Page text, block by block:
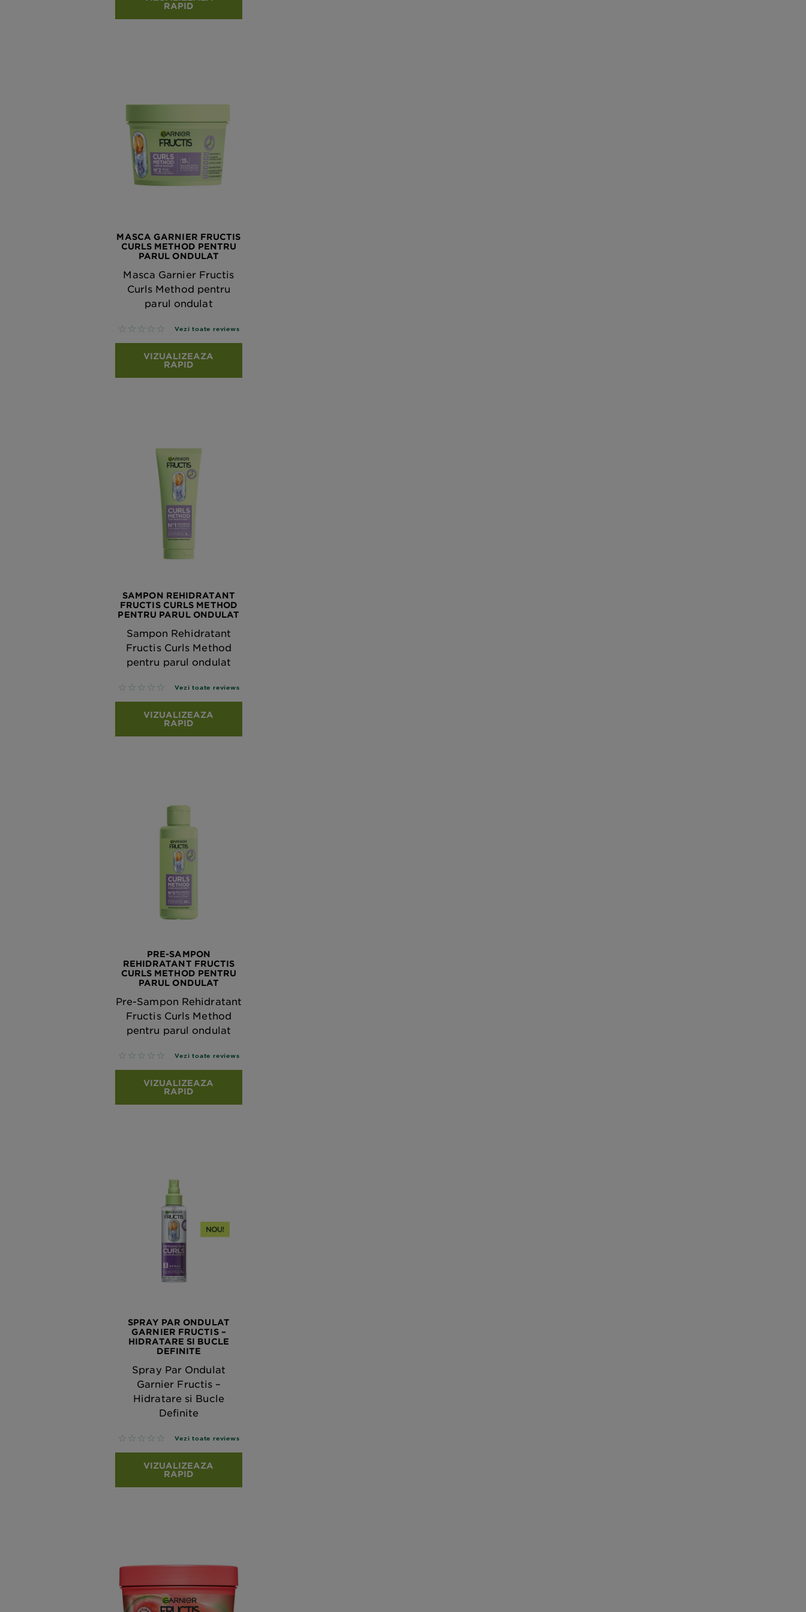
RAPID
MASCA GARNIER FRUCTIS
CURLS METHOD PENTRU
PARUL ONDULAT
Masca Garnier Fructis
Curls Method pentru
parul ondulat
No reviews Vezi toate reviews
VIZUALIZEAZA
RAPID
SAMPON REHIDRATANT
FRUCTIS CURLS METHOD
PENTRU PARUL ONDULAT
Sampon Rehidratant
Fructis Curls Method
pentru parul ondulat
No reviews Vezi toate reviews
VIZUALIZEAZA
RAPID
PRE-SAMPON
REHIDRATANT FRUCTIS
CURLS METHOD PENTRU
PARUL ONDULAT
Pre-Sampon Rehidratant
Fructis Curls Method
pentru parul ondulat
No reviews Vezi toate reviews
VIZUALIZEAZA
RAPID
SPRAY PAR ONDULAT
GARNIER FRUCTIS –
HIDRATARE SI BUCLE
DEFINITE
Spray Par Ondulat
Garnier Fructis –
Hidratare si Bucle
Definite
No reviews Vezi toate reviews
VIZUALIZEAZA
RAPID